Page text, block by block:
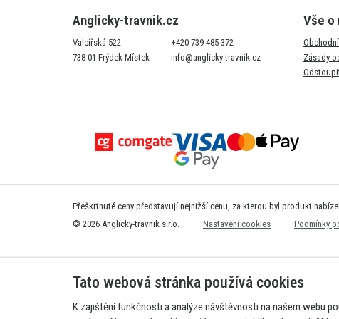
Anglicky-travnik.cz
Valcířská 522
738 01 Frýdek-Místek
+420 739 485 372
info@anglicky-travnik.cz
Vše o
Zásady
Přeškrtnuté ceny představují nejnižší cenu, za kterou byl produkt
© 2026 Anglicky-travnik s.r.o.
Nastavení cookies Podmínky
Tato webová stránka používá cookies
K zajištění funkčnosti a analýze návštěvnosti na našem webu